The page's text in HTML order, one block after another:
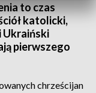
to czas
katolicki,
Ukraiński
pierwszego
chrześcijan